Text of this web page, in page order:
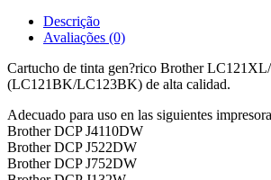
Tinteiro
Compativel
Descrição
Avaliações (0)
Cartucho de tinta gen?rico Brother
(LC121BK/LC123BK) de alta calidad.
Adecuado para uso en las siguientes
Brother DCP J4110DW
Brother DCP J522DW
Brother DCP J752DW